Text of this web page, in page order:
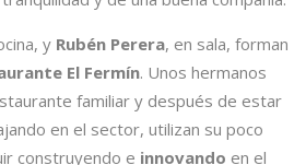
y Rubén Perera, en sala, forman
El Fermín. Unos hermanos
familiar y después de estar
en el sector, utilizan su poco
construyendo e innovando en el